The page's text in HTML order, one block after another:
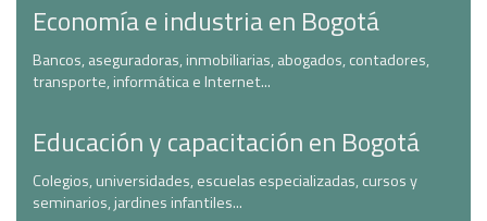
Economía e industria en Bogotá
Bancos, aseguradoras, inmobiliarias, abogados, contadores,
transporte, informática e Internet...
Educación y capacitación en Bogotá
Colegios, universidades, escuelas especializadas, cursos y
seminarios, jardines infantiles...